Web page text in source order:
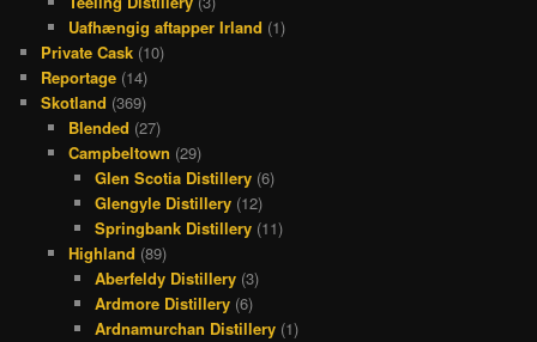
Uafhængig aftapper Irland (1)
Private Cask (10)
Reportage (14)
Skotland (369)
Blended (27)
Campbeltown (29)
Glen Scotia Distillery (6)
Glengyle Distillery (12)
Springbank Distillery (11)
Highland (89)
Aberfeldy Distillery (3)
Ardmore Distillery (6)
Ardnamurchan Distillery (1)